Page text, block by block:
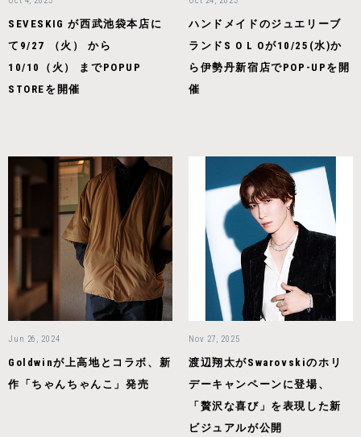
SEVESKIG が西武池袋本店に
て9/27 （火） から
10/10（火） までPOPUP
STOREを開催
ハンドメイドのジュエリーブ
ランドS O L Oが10/25(水)か
ら伊勢丹新宿店でPOP-UPを開
催
Jun 26, 2024
Goldwinが上高地とコラボ、新
作「ちゃんちゃんこ」発売
Nov 27, 2025
渡辺翔太がSwarovskiのホリ
デーキャンペーンに登場、
「贅沢な喜び」を表現した新
ビジュアルが公開